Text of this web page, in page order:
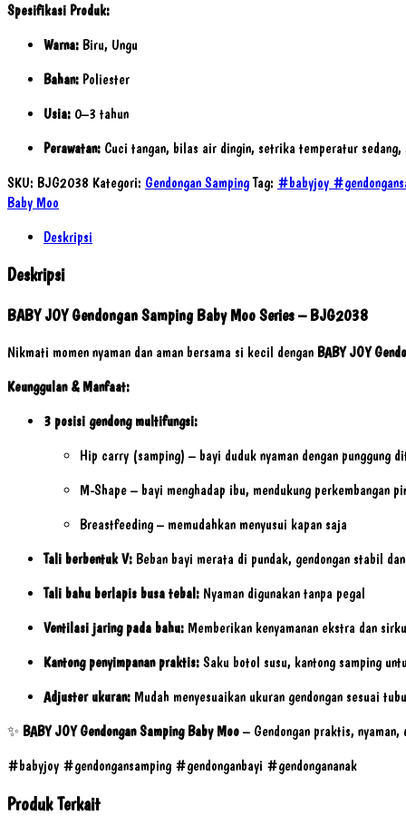
Spesifikasi Produk:
Warna: Biru, Ungu
Bahan: Poliester
Usia: 0–3 tahun
Perawatan: Cuci tangan, bilas air dingin, setrika temperatur
SKU: BJG2038 Kategori: Gendongan Samping Tag: #babyjoy
Baby Moo
Deskripsi
Deskripsi
BABY JOY Gendongan Samping Baby Moo Series – BJG2038
Nikmati momen nyaman dan aman bersama si kecil dengan BABY JOY
Keunggulan & Manfaat:
3 posisi gendong multifungsi:
Hip carry (samping) – bayi duduk nyaman dengan punggung
M-Shape – bayi menghadap ibu, mendukung perkembangan
Breastfeeding – memudahkan menyusui kapan saja
Tali berbentuk V: Beban bayi merata di pundak, gendongan stabil
Tali bahu berlapis busa tebal: Nyaman digunakan tanpa pegal
Ventilasi jaring pada bahu: Memberikan kenyamanan ekstra dan
Kantong penyimpanan praktis: Saku botol susu, kantong samping
Adjuster ukuran: Mudah menyesuaikan ukuran gendongan sesuai
✨ BABY JOY Gendongan Samping Baby Moo – Gendongan praktis,
#babyjoy #gendongansamping #gendonganbayi #gendongananak
Produk Terkait